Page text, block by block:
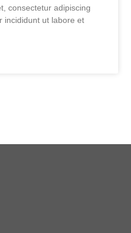
consectetur adipiscing
incididunt ut labore et